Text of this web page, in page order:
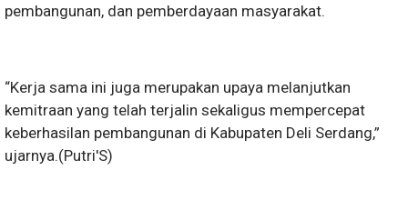
pembangunan, dan pemberdayaan masyarakat.
“Kerja sama ini juga merupakan upaya melanjutkan
kemitraan yang telah terjalin sekaligus mempercepat
keberhasilan pembangunan di Kabupaten Deli Serdang,”
ujarnya.(Putri'S)